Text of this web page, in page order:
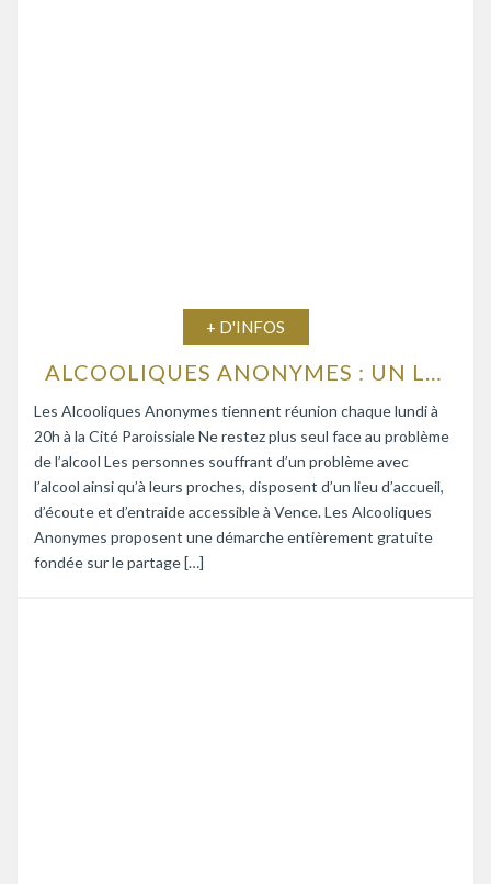
+ D'INFOS
Les Alcooliques Anonymes tiennent réunion chaque lundi à
20h à la Cité Paroissiale Ne restez plus seul face au problème
de l’alcool Les personnes souffrant d’un problème avec
l’alcool ainsi qu’à leurs proches, disposent d’un lieu d’accueil,
d’écoute et d’entraide accessible à Vence. Les Alcooliques
Anonymes proposent une démarche entièrement gratuite
fondée sur le partage […]